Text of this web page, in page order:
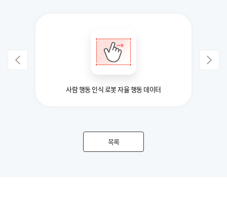
사람 행동 인식 로봇 자율 행동 데이터
목록